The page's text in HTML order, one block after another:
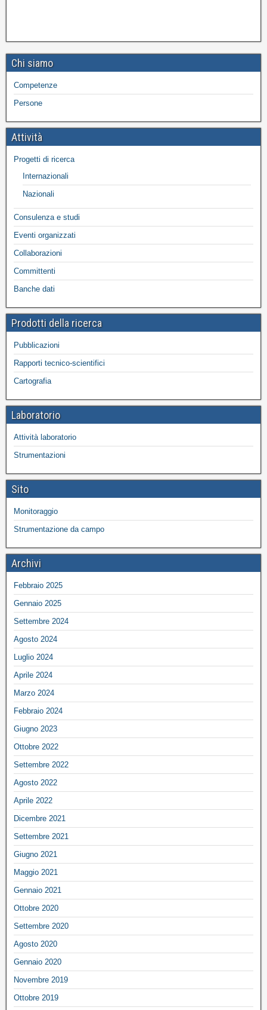
Chi siamo
Competenze
Persone
Attività
Progetti di ricerca
Internazionali
Nazionali
Consulenza e studi
Eventi organizzati
Collaborazioni
Committenti
Banche dati
Prodotti della ricerca
Pubblicazioni
Rapporti tecnico-scientifici
Cartografia
Laboratorio
Attività laboratorio
Strumentazioni
Sito
Monitoraggio
Strumentazione da campo
Archivi
Febbraio 2025
Gennaio 2025
Settembre 2024
Agosto 2024
Luglio 2024
Aprile 2024
Marzo 2024
Febbraio 2024
Giugno 2023
Ottobre 2022
Settembre 2022
Agosto 2022
Aprile 2022
Dicembre 2021
Settembre 2021
Giugno 2021
Maggio 2021
Gennaio 2021
Ottobre 2020
Settembre 2020
Agosto 2020
Gennaio 2020
Novembre 2019
Ottobre 2019